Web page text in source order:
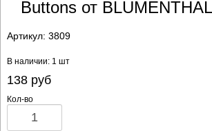
Buttons от
Артикул: 3809
В наличии: 1 шт
138руб
Кол-во